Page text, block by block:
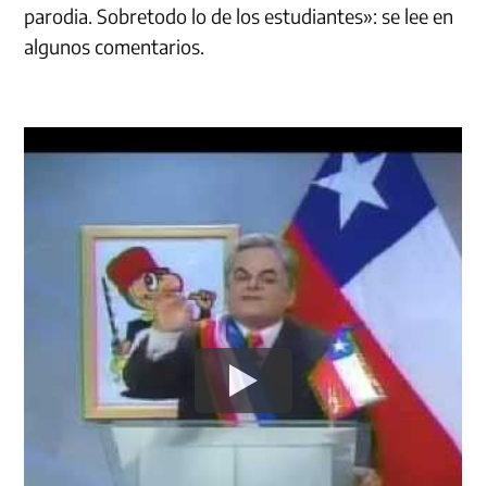
parodia. Sobretodo lo de los estudiantes»: se lee en
algunos comentarios.